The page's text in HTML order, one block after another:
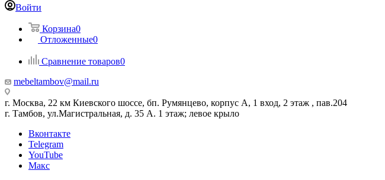
Войти
Корзина0
Отложенные0
Сравнение товаров0
mebeltambov@mail.ru
г. Москва, 22 км Киевского шоссе, бп. Румянцево, корпус А, 1 вход, 2 этаж , пав.204
г. Тамбов, ул.Магистральная, д. 35 А. 1 этаж; левое крыло
Вконтакте
Telegram
YouTube
Макс